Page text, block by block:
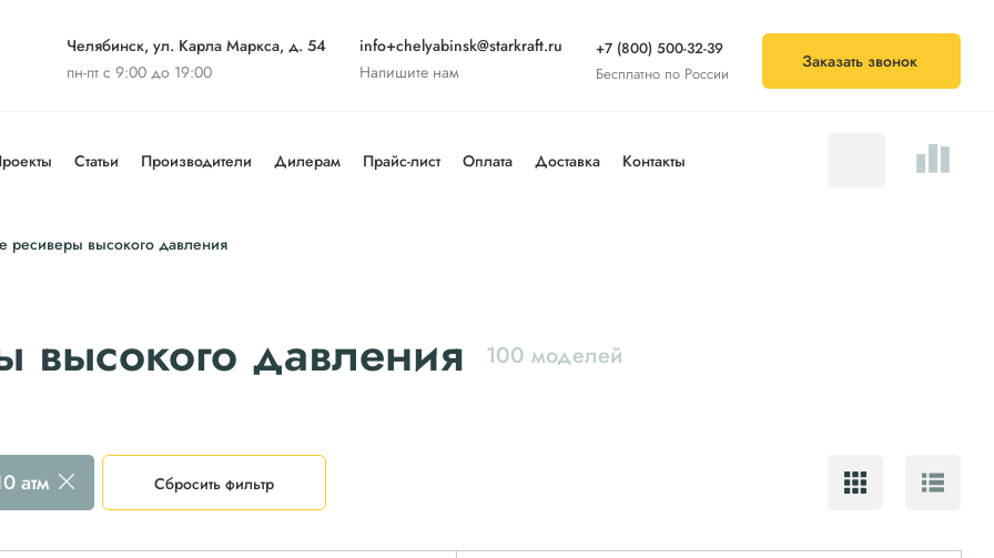
Челябинск, ул. Карла Маркса, д. 54
пн-пт с 9:00 до 19:00
info+chelyabinsk@starkraft.ru
Напишите нам
+7 (800) 500-32-39
Бесплатно по России
Заказать звонок
Статьи Производители Дилерам Прайс-лист Оплата Доставка Контакты
ресиверы высокого давления
давления 100 моделей
атм Сбросить фильтр